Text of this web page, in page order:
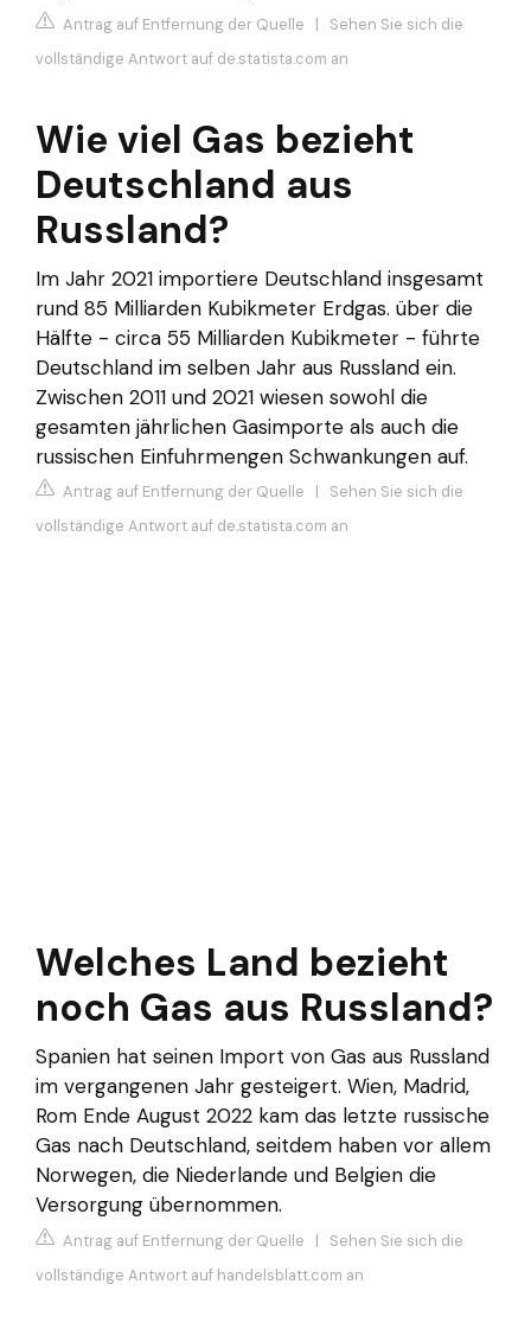
Antrag auf Entfernung der Quelle | Sehen Sie sich die
vollständige Antwort auf de.statista.com an
Wie viel Gas bezieht
Deutschland aus
Russland?
Im Jahr 2021 importiere Deutschland insgesamt
rund 85 Milliarden Kubikmeter Erdgas. über die
Hälfte - circa 55 Milliarden Kubikmeter - führte
Deutschland im selben Jahr aus Russland ein.
Zwischen 2011 und 2021 wiesen sowohl die
gesamten jährlichen Gasimporte als auch die
russischen Einfuhrmengen Schwankungen auf.
Antrag auf Entfernung der Quelle | Sehen Sie sich die
vollständige Antwort auf de.statista.com an
Welches Land bezieht
noch Gas aus Russland?
Spanien hat seinen Import von Gas aus Russland
im vergangenen Jahr gesteigert. Wien, Madrid,
Rom Ende August 2022 kam das letzte russische
Gas nach Deutschland, seitdem haben vor allem
Norwegen, die Niederlande und Belgien die
Versorgung übernommen.
Antrag auf Entfernung der Quelle | Sehen Sie sich die
vollständige Antwort auf handelsblatt.com an